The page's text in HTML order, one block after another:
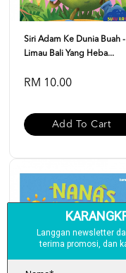
Siri Adam Ke Dunia Buah -
Limau Bali Yang Heba...
RM 10.00
Add To Cart